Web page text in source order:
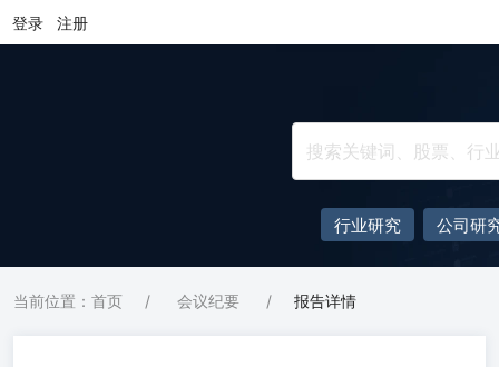
登录 注册
行业研究 公司研
当前位置：首页 / 会议纪要 / 报告详情